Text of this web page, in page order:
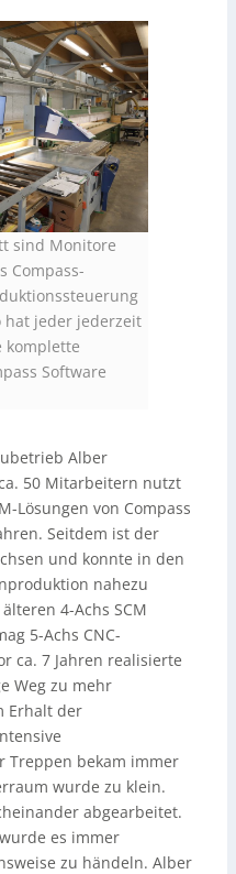
sind Monitore
Compass-
hat jeder jederzeit
komplette
Software
Alber
50 Mitarbeitern nutzt
Lösungen von Compass
Seitdem ist der
und konnte in den
nahezu
4-Achs SCM
5-Achs CNC-
ca. 7 Jahren realisierte
Weg zu mehr
Erhalt der
Treppen bekam immer
wurde zu klein.
abgearbeitet.
es immer
zu händeln. Alber